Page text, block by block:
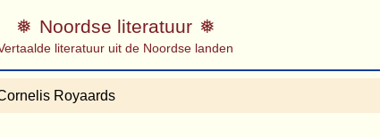
Noordse literatuur
literatuur uit de Noordse landen
Royaards